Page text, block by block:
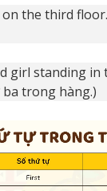
the third
girl standing in
trong hàng.)